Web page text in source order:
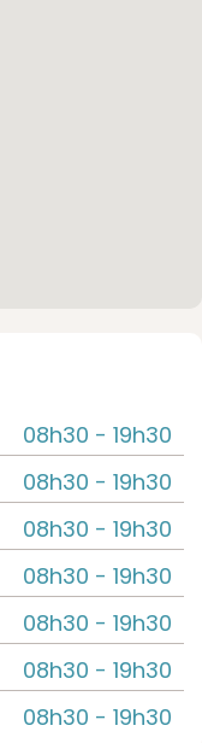
08h30 - 19h30
08h30 - 19h30
08h30 - 19h30
08h30 - 19h30
08h30 - 19h30
08h30 - 19h30
08h30 - 19h30